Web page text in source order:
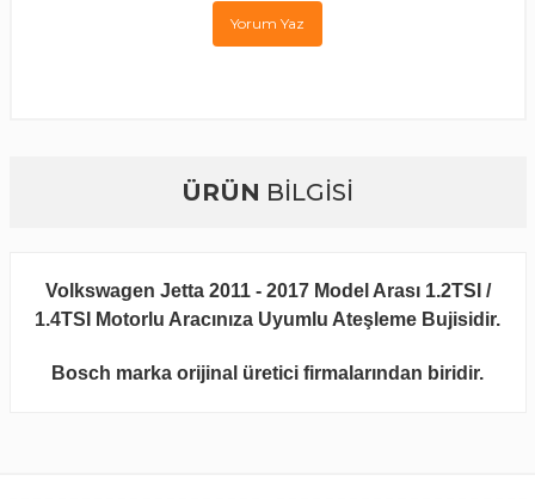
Yorum Yaz
ÜRÜN BİLGİSİ
Volkswagen Jetta 2011 - 2017 Model Arası 1.2TSI /
1.4TSI Motorlu Aracınıza Uyumlu Ateşleme Bujisidir.
Bosch marka orijinal üretici firmalarından biridir.